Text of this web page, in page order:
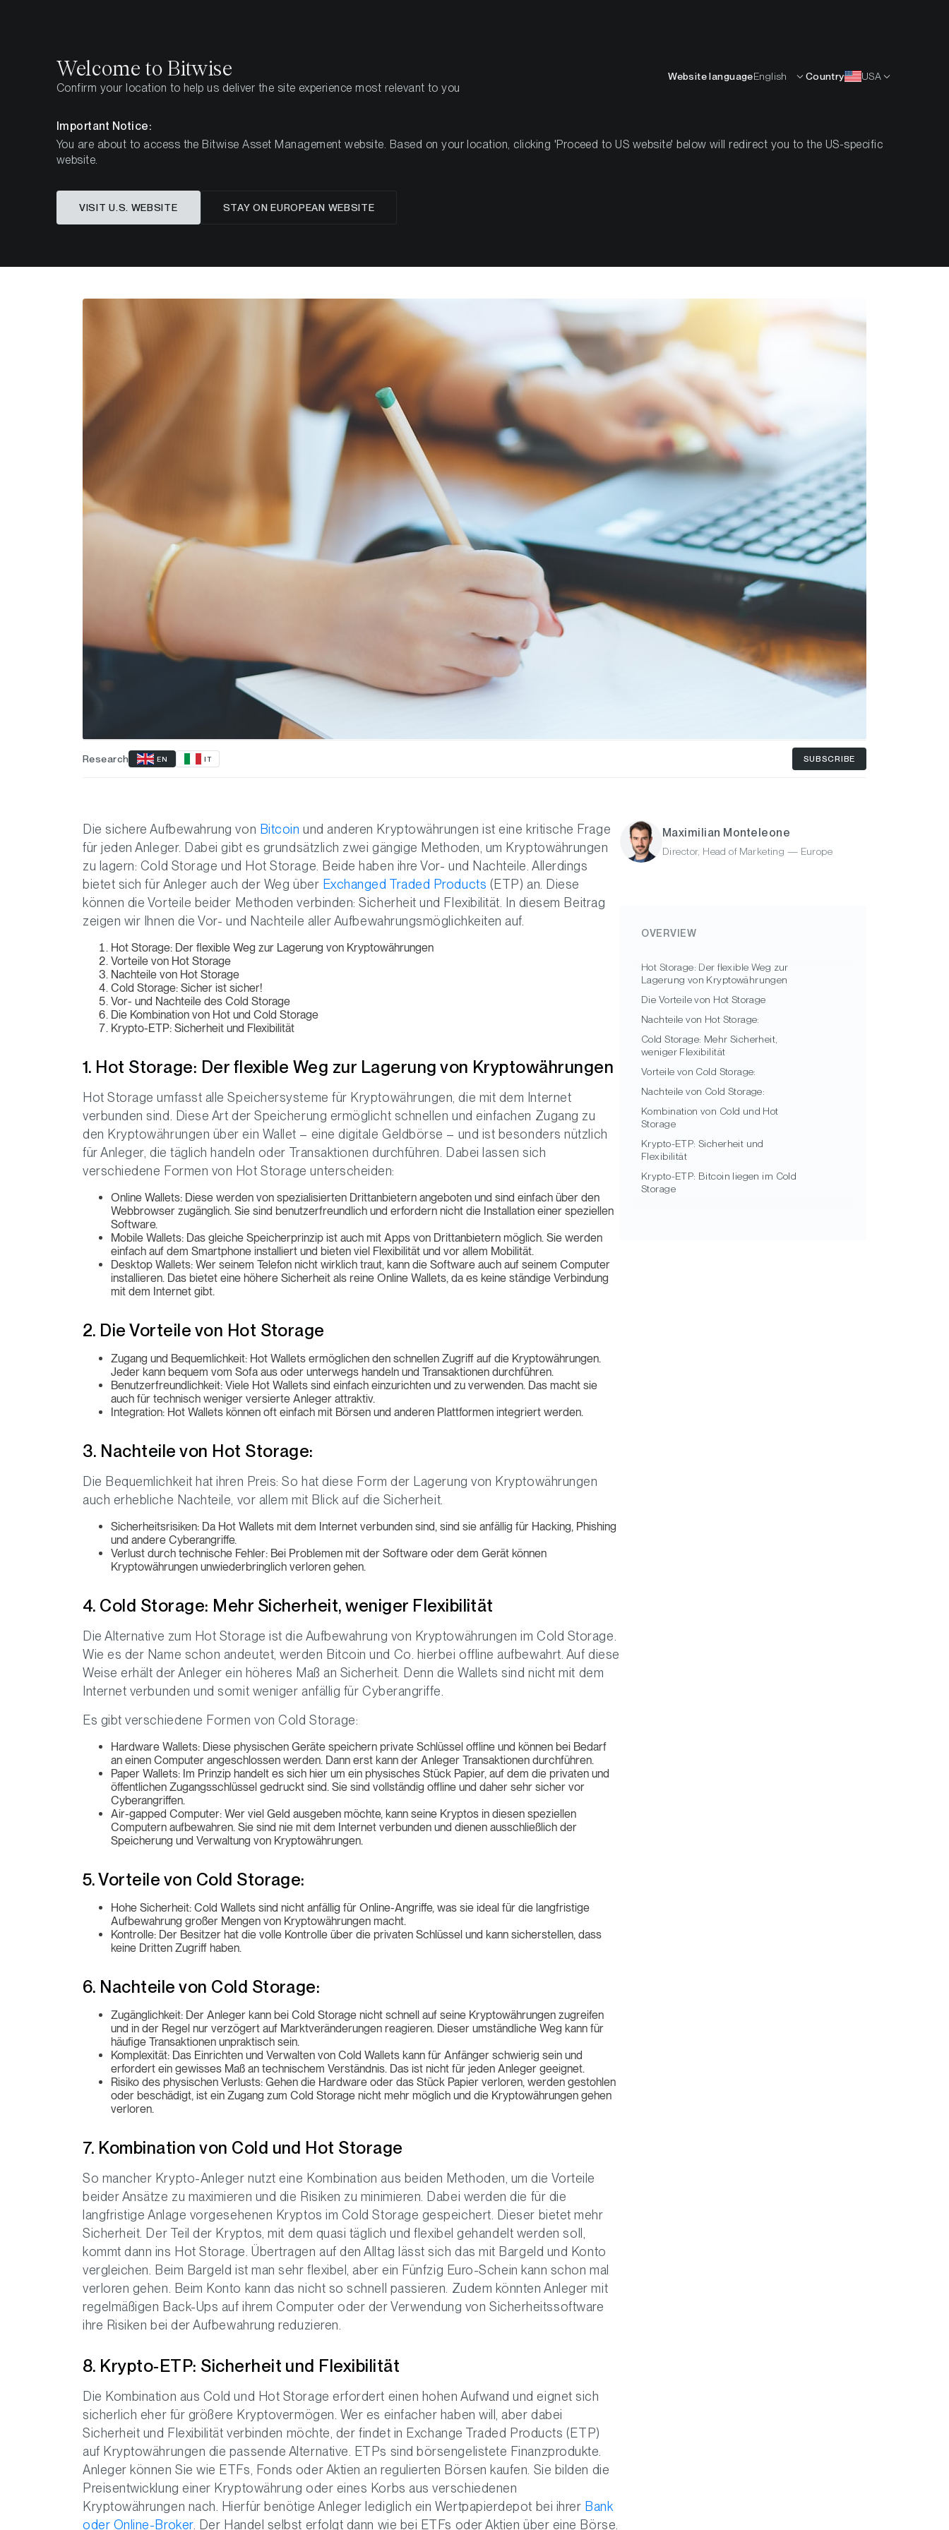
Cold Storage vs. Hot Storage – Sichere
Anlage von Bitcoin und Kryptowährungen
Research EN IT SUBSCRIBE
Maximilian Monteleone
Director, Head of Marketing — Europe
OVERVIEW
Hot Storage: Der flexible Weg zur
Lagerung von Kryptowährungen
Die Vorteile von Hot Storage
Nachteile von Hot Storage:
Cold Storage: Mehr Sicherheit,
weniger Flexibilität
Vorteile von Cold Storage:
Nachteile von Cold Storage:
Kombination von Cold und Hot
Storage
Krypto-ETP: Sicherheit und
Flexibilität
Krypto-ETP: Bitcoin liegen im Cold
Storage
Die sichere Aufbewahrung von Bitcoin und anderen Kryptowährungen ist eine kritische Frage
für jeden Anleger. Dabei gibt es grundsätzlich zwei gängige Methoden, um Kryptowährungen
zu lagern: Cold Storage und Hot Storage. Beide haben ihre Vor- und Nachteile. Allerdings
bietet sich für Anleger auch der Weg über Exchanged Traded Products (ETP) an. Diese
können die Vorteile beider Methoden verbinden: Sicherheit und Flexibilität. In diesem Beitrag
zeigen wir Ihnen die Vor- und Nachteile aller Aufbewahrungsmöglichkeiten auf.
Hot Storage: Der flexible Weg zur Lagerung von Kryptowährungen
Vorteile von Hot Storage
Nachteile von Hot Storage
Cold Storage: Sicher ist sicher!
Vor- und Nachteile des Cold Storage
Die Kombination von Hot und Cold Storage
Krypto-ETP: Sicherheit und Flexibilität
1. Hot Storage: Der flexible Weg zur Lagerung von Kryptowährungen
Hot Storage umfasst alle Speichersysteme für Kryptowährungen, die mit dem Internet
verbunden sind. Diese Art der Speicherung ermöglicht schnellen und einfachen Zugang zu
den Kryptowährungen über ein Wallet – eine digitale Geldbörse – und ist besonders nützlich
für Anleger, die täglich handeln oder Transaktionen durchführen. Dabei lassen sich
verschiedene Formen von Hot Storage unterscheiden:
Online Wallets: Diese werden von spezialisierten Drittanbietern angeboten und sind einfach über den
Webbrowser zugänglich. Sie sind benutzerfreundlich und erfordern nicht die Installation einer speziellen
Software.
Mobile Wallets: Das gleiche Speicherprinzip ist auch mit Apps von Drittanbietern möglich. Sie werden
einfach auf dem Smartphone installiert und bieten viel Flexibilität und vor allem Mobilität.
Desktop Wallets: Wer seinem Telefon nicht wirklich traut, kann die Software auch auf seinem Computer
installieren. Das bietet eine höhere Sicherheit als reine Online Wallets, da es keine ständige Verbindung
mit dem Internet gibt.
2. Die Vorteile von Hot Storage
Zugang und Bequemlichkeit: Hot Wallets ermöglichen den schnellen Zugriff auf die Kryptowährungen.
Jeder kann bequem vom Sofa aus oder unterwegs handeln und Transaktionen durchführen.
Benutzerfreundlichkeit: Viele Hot Wallets sind einfach einzurichten und zu verwenden. Das macht sie
auch für technisch weniger versierte Anleger attraktiv.
Integration: Hot Wallets können oft einfach mit Börsen und anderen Plattformen integriert werden.
3. Nachteile von Hot Storage:
Die Bequemlichkeit hat ihren Preis: So hat diese Form der Lagerung von Kryptowährungen
auch erhebliche Nachteile, vor allem mit Blick auf die Sicherheit.
Sicherheitsrisiken: Da Hot Wallets mit dem Internet verbunden sind, sind sie anfällig für Hacking, Phishing
und andere Cyberangriffe.
Verlust durch technische Fehler: Bei Problemen mit der Software oder dem Gerät können
Kryptowährungen unwiederbringlich verloren gehen.
4. Cold Storage: Mehr Sicherheit, weniger Flexibilität
Die Alternative zum Hot Storage ist die Aufbewahrung von Kryptowährungen im Cold Storage.
Wie es der Name schon andeutet, werden Bitcoin und Co. hierbei offline aufbewahrt. Auf diese
Weise erhält der Anleger ein höheres Maß an Sicherheit. Denn die Wallets sind nicht mit dem
Internet verbunden und somit weniger anfällig für Cyberangriffe.
Es gibt verschiedene Formen von Cold Storage:
Hardware Wallets: Diese physischen Geräte speichern private Schlüssel offline und können bei Bedarf
an einen Computer angeschlossen werden. Dann erst kann der Anleger Transaktionen durchführen.
Paper Wallets: Im Prinzip handelt es sich hier um ein physisches Stück Papier, auf dem die privaten und
öffentlichen Zugangsschlüssel gedruckt sind. Sie sind vollständig offline und daher sehr sicher vor
Cyberangriffen.
Air-gapped Computer: Wer viel Geld ausgeben möchte, kann seine Kryptos in diesen speziellen
Computern aufbewahren. Sie sind nie mit dem Internet verbunden und dienen ausschließlich der
Speicherung und Verwaltung von Kryptowährungen.
5. Vorteile von Cold Storage:
Hohe Sicherheit: Cold Wallets sind nicht anfällig für Online-Angriffe, was sie ideal für die langfristige
Aufbewahrung großer Mengen von Kryptowährungen macht.
Kontrolle: Der Besitzer hat die volle Kontrolle über die privaten Schlüssel und kann sicherstellen, dass
keine Dritten Zugriff haben.
6. Nachteile von Cold Storage:
Zugänglichkeit: Der Anleger kann bei Cold Storage nicht schnell auf seine Kryptowährungen zugreifen
und in der Regel nur verzögert auf Marktveränderungen reagieren. Dieser umständliche Weg kann für
häufige Transaktionen unpraktisch sein.
Komplexität: Das Einrichten und Verwalten von Cold Wallets kann für Anfänger schwierig sein und
erfordert ein gewisses Maß an technischem Verständnis. Das ist nicht für jeden Anleger geeignet.
Risiko des physischen Verlusts: Gehen die Hardware oder das Stück Papier verloren, werden gestohlen
oder beschädigt, ist ein Zugang zum Cold Storage nicht mehr möglich und die Kryptowährungen gehen
verloren.
7. Kombination von Cold und Hot Storage
So mancher Krypto-Anleger nutzt eine Kombination aus beiden Methoden, um die Vorteile
beider Ansätze zu maximieren und die Risiken zu minimieren. Dabei werden die für die
langfristige Anlage vorgesehenen Kryptos im Cold Storage gespeichert. Dieser bietet mehr
Sicherheit. Der Teil der Kryptos, mit dem quasi täglich und flexibel gehandelt werden soll,
kommt dann ins Hot Storage. Übertragen auf den Alltag lässt sich das mit Bargeld und Konto
vergleichen. Beim Bargeld ist man sehr flexibel, aber ein Fünfzig Euro-Schein kann schon mal
verloren gehen. Beim Konto kann das nicht so schnell passieren. Zudem könnten Anleger mit
regelmäßigen Back-Ups auf ihrem Computer oder der Verwendung von Sicherheitssoftware
ihre Risiken bei der Aufbewahrung reduzieren.
8. Krypto-ETP: Sicherheit und Flexibilität
Die Kombination aus Cold und Hot Storage erfordert einen hohen Aufwand und eignet sich
sicherlich eher für größere Kryptovermögen. Wer es einfacher haben will, aber dabei
Sicherheit und Flexibilität verbinden möchte, der findet in Exchange Traded Products (ETP)
auf Kryptowährungen die passende Alternative. ETPs sind börsengelistete Finanzprodukte.
Anleger können Sie wie ETFs, Fonds oder Aktien an regulierten Börsen kaufen. Sie bilden die
Preisentwicklung einer Kryptowährung oder eines Korbs aus verschiedenen
Kryptowährungen nach. Hierfür benötige Anleger lediglich ein Wertpapierdepot bei ihrer Bank
oder Online-Broker. Der Handel selbst erfolgt dann wie bei ETFs oder Aktien über eine Börse.
Welcome to Bitwise
Confirm your location to help us deliver the site experience most relevant to you
Website languageEnglish Country USA
Important Notice:
You are about to access the Bitwise Asset Management website. Based on your location, clicking 'Proceed to US website' below will redirect you to the US-specific
website.
VISIT U.S. WEBSITE STAY ON EUROPEAN WEBSITE